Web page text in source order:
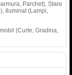
Parchet), Stare
Iluminat (Lampi,
(Curte, Gradina,